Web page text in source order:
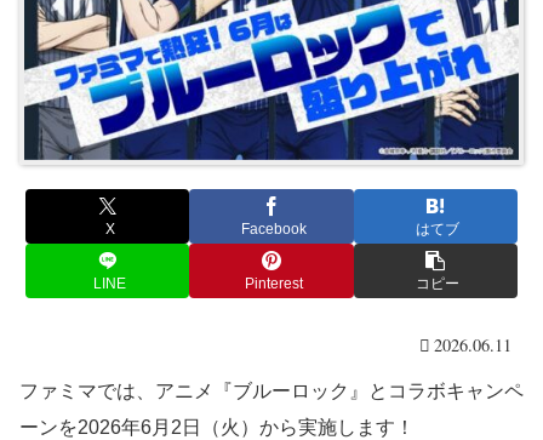
X Facebook はてブ
LINE Pinterest コピー
2026.06.11
ファミマでは、アニメ『ブルーロック』とコラボキャンペ
ーンを2026年6月2日（火）から実施します！